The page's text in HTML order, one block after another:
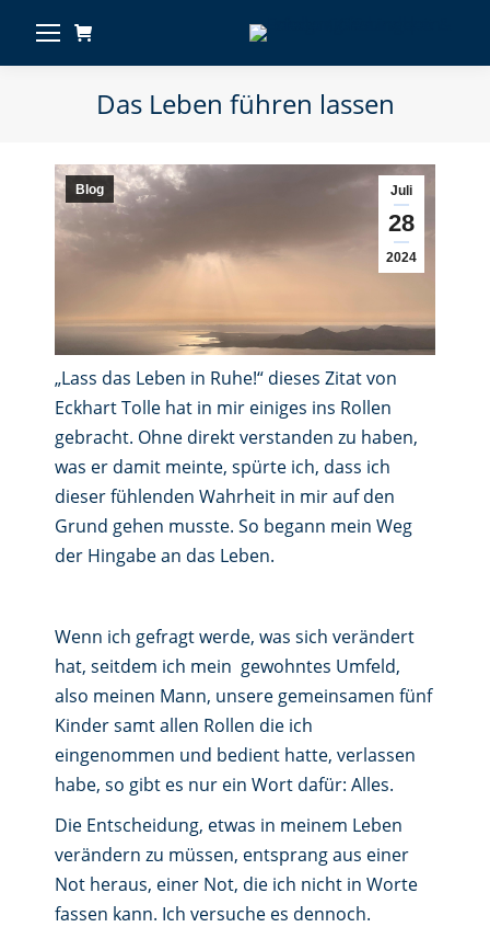
Das Leben führen lassen
Juli
28
2024
Blog
„Lass das Leben in Ruhe!“ dieses Zitat von
Eckhart Tolle hat in mir einiges ins Rollen
gebracht. Ohne direkt verstanden zu haben,
was er damit meinte, spürte ich, dass ich
dieser fühlenden Wahrheit in mir auf den
Grund gehen musste. So begann mein Weg
der Hingabe an das Leben.
Wenn ich gefragt werde, was sich verändert
hat, seitdem ich mein gewohntes Umfeld,
also meinen Mann, unsere gemeinsamen fünf
Kinder samt allen Rollen die ich
eingenommen und bedient hatte, verlassen
habe, so gibt es nur ein Wort dafür: Alles.
Die Entscheidung, etwas in meinem Leben
verändern zu müssen, entsprang aus einer
Not heraus, einer Not, die ich nicht in Worte
fassen kann. Ich versuche es dennoch.